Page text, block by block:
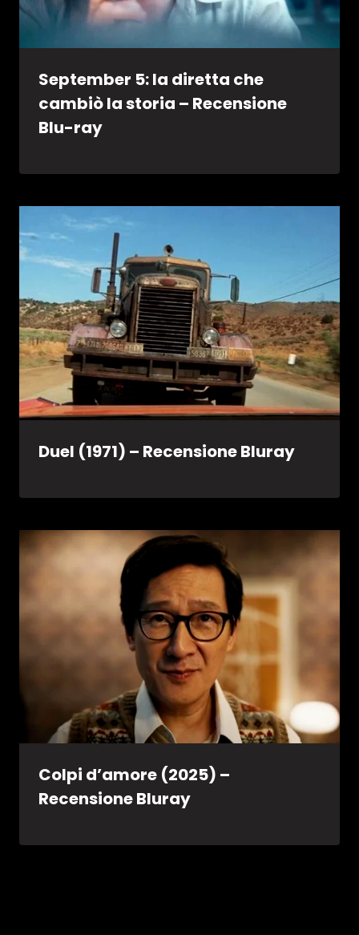
September 5: la diretta che
cambiò la storia – Recensione
Blu-ray
Duel (1971) – Recensione Bluray
Colpi d’amore (2025) –
Recensione Bluray